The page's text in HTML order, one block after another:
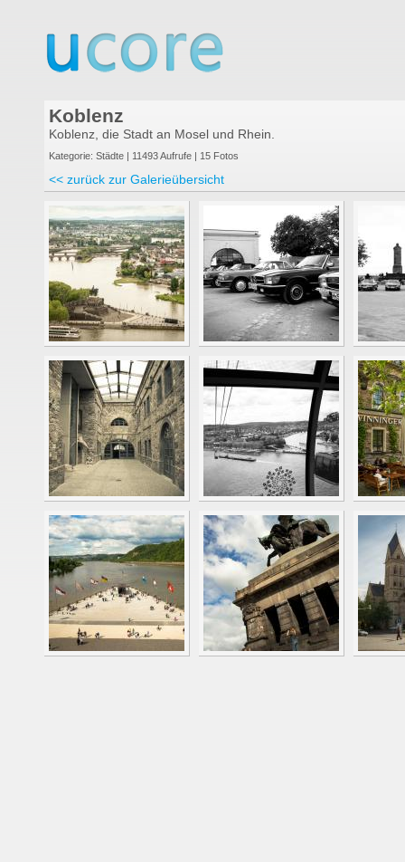
Koblenz
Koblenz, die Stadt an Mosel und Rhein.
Kategorie: Städte | 11493 Aufrufe | 15 Fotos
<< zurück zur Galerieübersicht